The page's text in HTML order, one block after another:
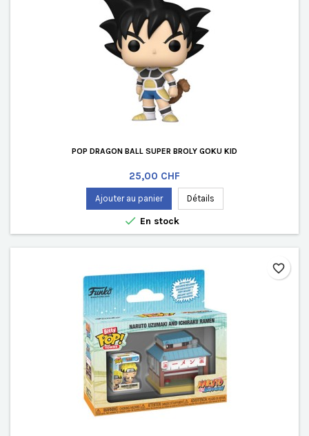
POP DRAGON BALL SUPER BROLY GOKU KID
Prix
25,00 CHF
Ajouter au panier Détails
 En stock
favorite_border